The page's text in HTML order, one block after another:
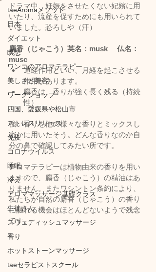
taeAromaメソッド
日本
ダイエット
瞑想
ワンコのアロマテラピー
美しさと美容
ワークショップ
四国、愛媛県や松山市
ストレスリリース
免疫
コロナウイルス
睡眠
冷え
アロママッサージ基礎クラス
生徒さん
スウェディッシュマッサージ
香り
ホットストーンマッサージ
taeセラピストスクール
ドラマ中、妊娠をさせたくない妃嬪に用
いたり、流産を促すためにも用いられて
いました。恐ろしや（汗）
麝香（じゃこう）英名：musk　 仏名：
musc
通経作用といい、月経を起こさせる
作用があります。
麝香は、香りが強く長く残る（持続
性）
強い香りを他の様々な香りとミックスし
密かに用いたそう。どんな香りなのか自
分の鼻で確認してみたい所です。
アロマテラピーは植物由来の香りを用い
ますので、麝香（じゃこう）の精油はあ
りません。またワシントン条約により、
私たちが自然の麝香（じゃこう）の香り
に触れる機会はほとんどないようで残念
です。